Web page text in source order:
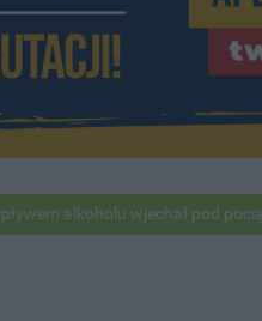
alkoholu wjechał pod pociąg